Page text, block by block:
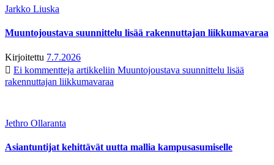
Jarkko Liuska
Muuntojoustava suunnittelu lisää rakennuttajan liikkumavaraa
Kirjoitettu 7.7.2026
Ei kommentteja artikkeliin Muuntojoustava suunnittelu lisää
rakennuttajan liikkumavaraa
Jethro Ollaranta
Asiantuntijat kehittävät uutta mallia kampusasumiselle